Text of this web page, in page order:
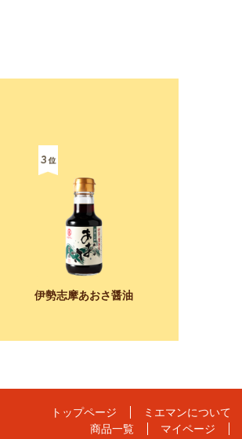
伊勢志摩あおさ醤油
トップページ ミエマンについて
商品一覧
マイページ